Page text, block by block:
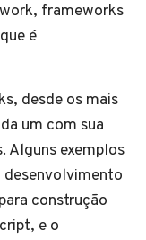
frameworks
é
desde os mais
um com sua
Alguns exemplos
desenvolvimento
construção
e o